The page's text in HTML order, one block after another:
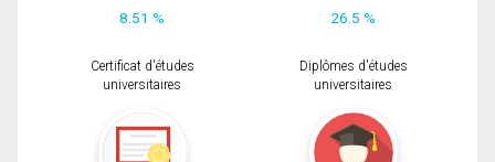
8.51 % 26.5 %
Certificat d'études
universitaires
Diplômes d'études
universitaires